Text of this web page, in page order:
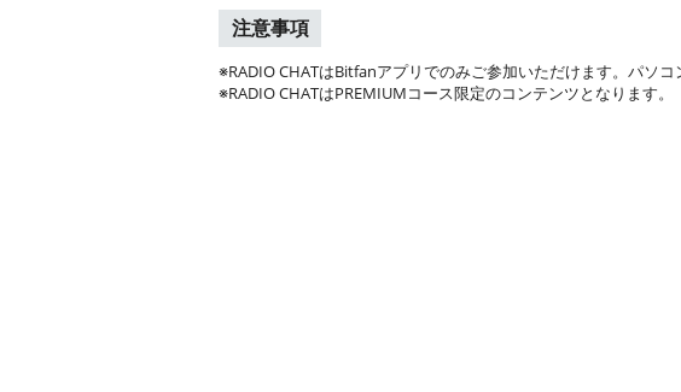
注意事項
※RADIO CHATはBitfanアプリでのみご参加いただけます。パソ
※RADIO CHATはPREMIUMコース限定のコンテンツとなります。